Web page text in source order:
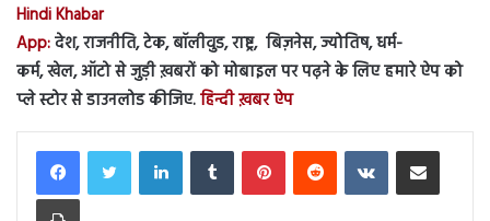
Hindi Khabar
App:देश, राजनीति, टेक, बॉलीवुड, राष्ट्र, बिज़नेस, ज्योतिष, धर्म-
कर्म, खेल, ऑटो से जुड़ी ख़बरों को मोबाइल पर पढ़ने के लिए हमारे ऐप को
प्ले स्टोर से डाउनलोड कीजिए.हिन्दी ख़बर ऐप
LinkedInTumblr PinterestReddit VKontakteShare via Email
Print